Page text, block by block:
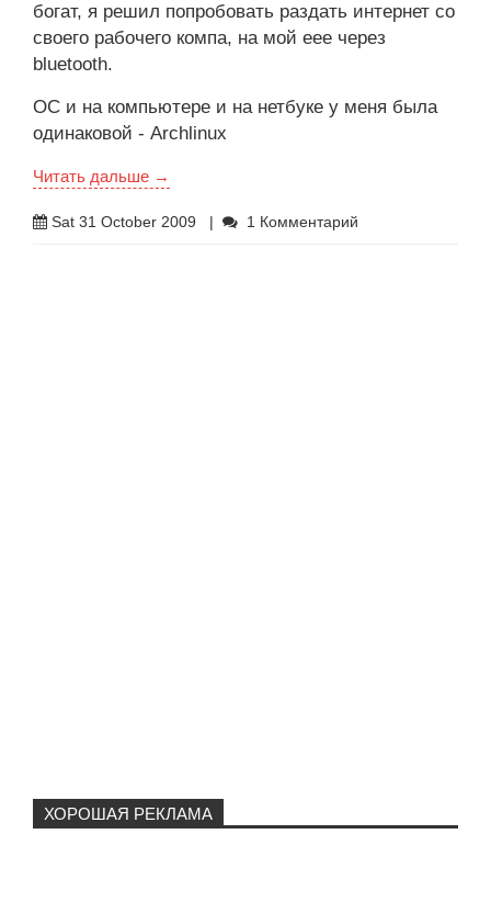
богат, я решил попробовать раздать интернет со
своего рабочего компа, на мой еее через
bluetooth.
ОС и на компьютере и на нетбуке у меня была
одинаковой - Archlinux
Читать дальше →
Sat 31 October 2009 1 Комментарий
ХОРОШАЯ РЕКЛАМА